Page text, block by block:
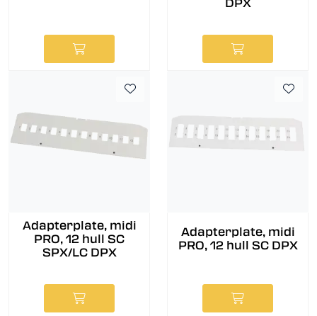
DPX
Adapterplate, midi
PRO, 12 hull SC
SPX/LC DPX
Adapterplate, midi
PRO, 12 hull SC DPX